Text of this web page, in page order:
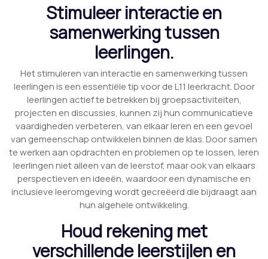
Stimuleer interactie en
samenwerking tussen
leerlingen.
Het stimuleren van interactie en samenwerking tussen
leerlingen is een essentiële tip voor de L11 leerkracht. Door
leerlingen actief te betrekken bij groepsactiviteiten,
projecten en discussies, kunnen zij hun communicatieve
vaardigheden verbeteren, van elkaar leren en een gevoel
van gemeenschap ontwikkelen binnen de klas. Door samen
te werken aan opdrachten en problemen op te lossen, leren
leerlingen niet alleen van de leerstof, maar ook van elkaars
perspectieven en ideeën, waardoor een dynamische en
inclusieve leeromgeving wordt gecreëerd die bijdraagt aan
hun algehele ontwikkeling.
Houd rekening met
verschillende leerstijlen en